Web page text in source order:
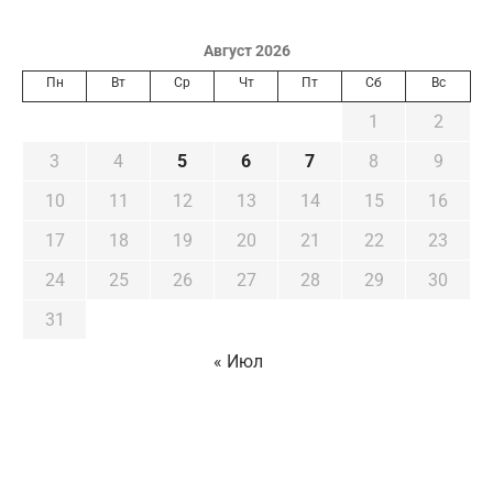
Август 2026
Пн Вт Ср Чт Пт Сб Вс
1
2
3
4 5 6 7 8
9
10
11 12 13 14 15
16
17
18 19 20 21 22
23
24
25 26 27 28 29
30
31
« Июл